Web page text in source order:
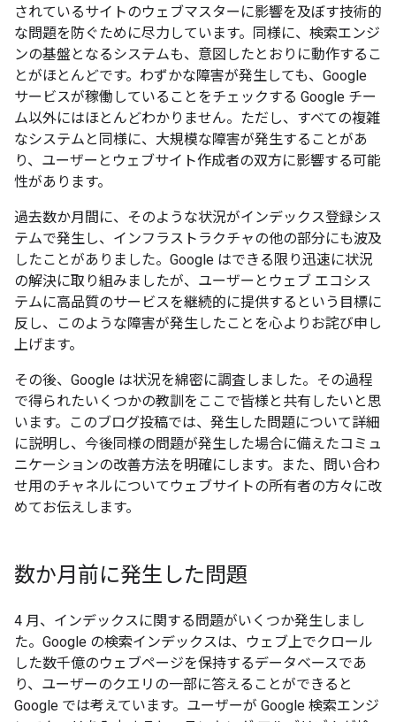
されているサイトのウェブマスターに影響を及ぼす技術的
な問題を防ぐために尽力しています。同様に、検索エンジ
ンの基盤となるシステムも、意図したとおりに動作するこ
とがほとんどです。わずかな障害が発生しても、Google
サービスが稼働していることをチェックする Google チー
ム以外にはほとんどわかりません。ただし、すべての複雑
なシステムと同様に、大規模な障害が発生することがあ
り、ユーザーとウェブサイト作成者の双方に影響する可能
性があります。
過去数か月間に、そのような状況がインデックス登録シス
テムで発生し、インフラストラクチャの他の部分にも波及
したことがありました。Google はできる限り迅速に状況
の解決に取り組みましたが、ユーザーとウェブ エコシス
テムに高品質のサービスを継続的に提供するという目標に
反し、このような障害が発生したことを心よりお詫び申し
上げます。
その後、Google は状況を綿密に調査しました。その過程
で得られたいくつかの教訓をここで皆様と共有したいと思
います。このブログ投稿では、発生した問題について詳細
に説明し、今後同様の問題が発生した場合に備えたコミュ
ニケーションの改善方法を明確にします。また、問い合わ
せ用のチャネルについてウェブサイトの所有者の方々に改
めてお伝えします。
数か月前に発生した問題
4 月、インデックスに関する問題がいくつか発生しまし
た。Google の検索インデックスは、ウェブ上でクロール
した数千億のウェブページを保持するデータベースであ
り、ユーザーのクエリの一部に答えることができると
Google では考えています。ユーザーが Google 検索エンジ